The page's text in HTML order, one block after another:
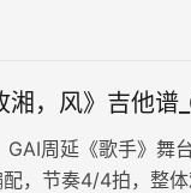
湘，风》吉他谱
周延《歌手》舞
，节奏4/4拍，整